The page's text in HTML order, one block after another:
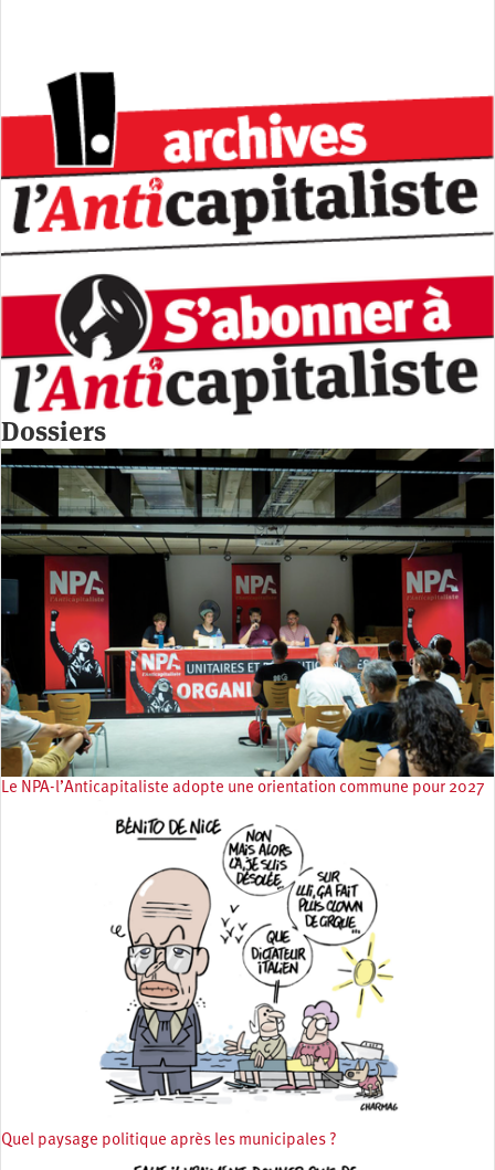
Dossiers
Le NPA-l’Anticapitaliste adopte une orientation commune pour 2027
Quel paysage politique après les municipales ?